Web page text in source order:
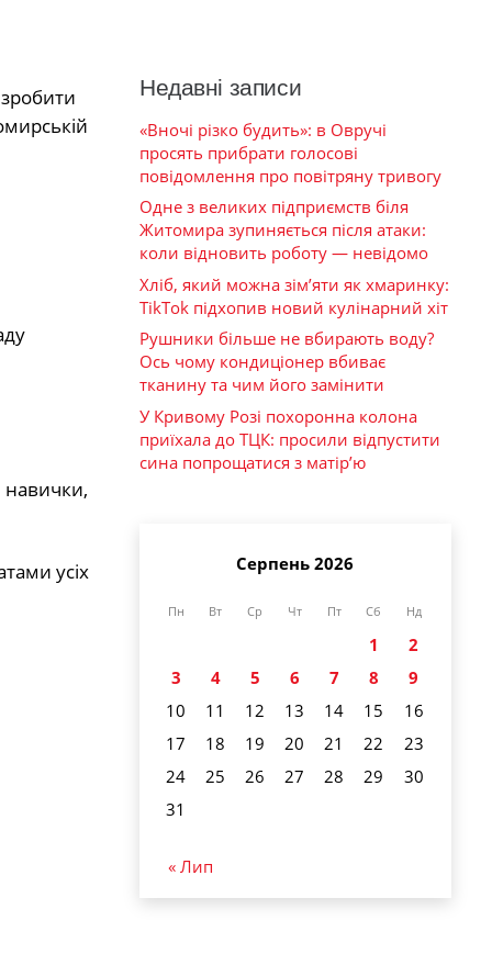
навички,
усіх
Недавні записи
«Вночі різко будить»: в Овручі
просять прибрати голосові
повідомлення про повітряну тривогу
Одне з великих підприємств біля
Житомира зупиняється після атаки:
коли відновить роботу — невідомо
Хліб, який можна зім’яти як хмаринку:
TikTok підхопив новий кулінарний хіт
Рушники більше не вбирають воду?
Ось чому кондиціонер вбиває
тканину та чим його замінити
У Кривому Розі похоронна колона
приїхала до ТЦК: просили відпустити
сина попрощатися з матір’ю
Серпень 2026
Пн Вт Ср Чт Пт Сб Нд
1
2
3
4 5 6 7 8
9
10
11 12 13 14 15
16
17
18 19 20 21 22
23
24
25 26 27 28 29
30
31
« Лип